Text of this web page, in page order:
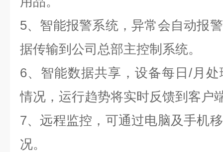
5、智能报警系统，异常会自动报
据传输到公司总部主控制系统。
6、智能数据共享，设备每日/月
情况，运行趋势将实时反馈到客户
7、远程监控，可通过电脑及手机
况。